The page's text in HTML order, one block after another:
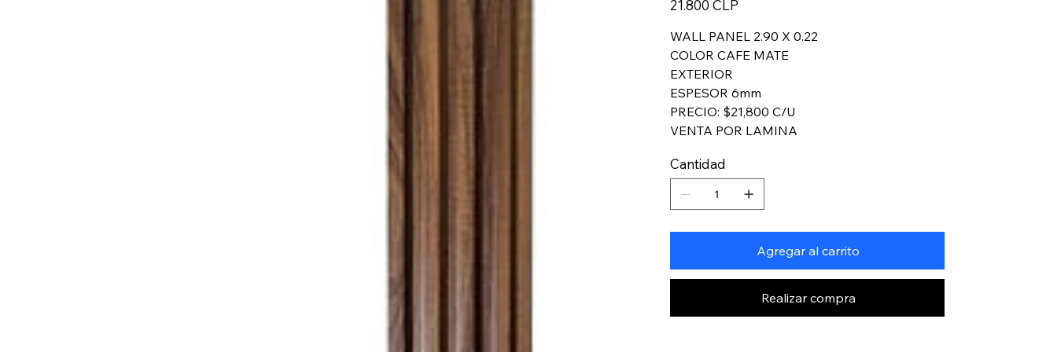
21.800 CLP
WALL PANEL 2.90 X 0.22
COLOR CAFE MATE
EXTERIOR
ESPESOR 6mm
PRECIO: $21,800 C/U
VENTA POR LAMINA
Cantidad
Agregar al carrito
Realizar compra